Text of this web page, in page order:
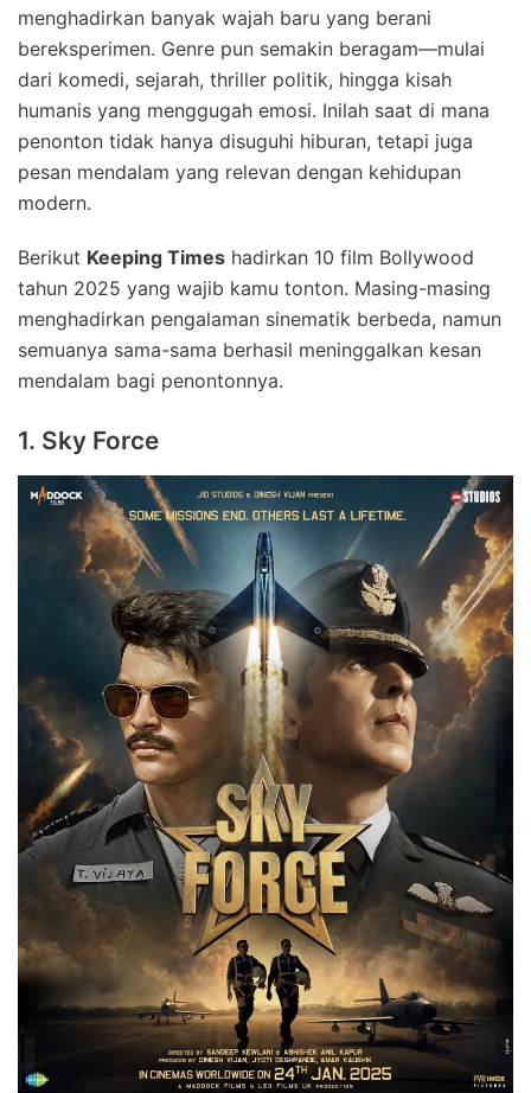
menghadirkan banyak wajah baru yang berani
bereksperimen. Genre pun semakin beragam—mulai
dari komedi, sejarah, thriller politik, hingga kisah
humanis yang menggugah emosi. Inilah saat di mana
penonton tidak hanya disuguhi hiburan, tetapi juga
pesan mendalam yang relevan dengan kehidupan
modern.
Berikut Keeping Times hadirkan 10 film Bollywood
tahun 2025 yang wajib kamu tonton. Masing-masing
menghadirkan pengalaman sinematik berbeda, namun
semuanya sama-sama berhasil meninggalkan kesan
mendalam bagi penontonnya.
1. Sky Force